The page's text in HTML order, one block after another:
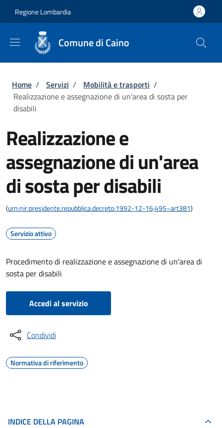
Regione Lombardia
Comune di Caino
Briciole di pane
Home / Servizi / Mobilità e trasporti /
Realizzazione e assegnazione di un'area di sosta per
disabili
Realizzazione e
assegnazione di un'area
di sosta per disabili
(urn:nir:presidente.repubblica:decreto:1992-12-16;495~art381)
Servizio attivo
Procedimento di realizzazione e assegnazione di un'area di
sosta per disabili
Accedi al servizio
Condividi
Normativa di riferimento
INDICE DELLA PAGINA